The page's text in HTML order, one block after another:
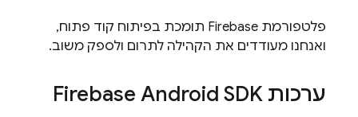
פלטפורמת Firebase תומכת בפיתוח קוד פתוח,
ואנחנו מעודדים את הקהילה לתרום ולספק משוב.
ערכות Firebase Android SDK